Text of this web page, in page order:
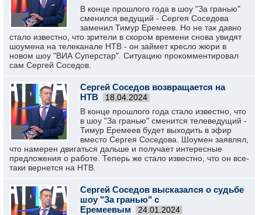
В конце прошлого года в шоу "За гранью"
сменился ведущий - Сергея Соседова
заменил Тимур Еремеев. Но не так давно
стало известно, что зрители в скором времени снова увидят
шоумена на телеканале НТВ - он займет кресло жюри в
новом шоу "ВИА Суперстар". Ситуацию прокомментировал
сам Сергей Соседов.
Сергей Соседов возвращается на
НТВ
18.04.2024
В конце прошлого года стало известно, что
в шоу "За гранью" сменится телеведущий -
Тимур Еремеев будет выходить в эфир
вместо Сергея Соседова. Шоумен заявлял,
что намерен двигаться дальше и получает интересные
предложения о работе. Теперь же стало известно, что он все-
таки вернется на НТВ.
Сергей Соседов высказался о судьбе
шоу "За гранью" с
Еремеевым
24.01.2024